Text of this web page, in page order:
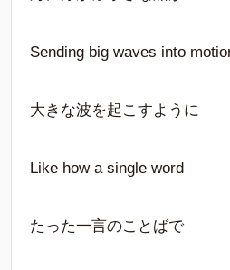
Sending big waves into
大きな波を起こすように
Like how a single word
たった一言のことばで